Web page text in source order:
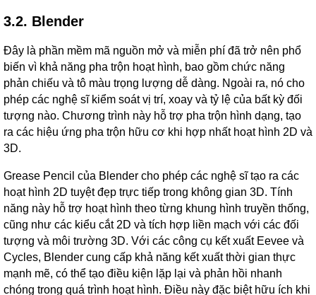
3.2. Blender
Đây là phần mềm mã nguồn mở và miễn phí đã trở nên phổ
biến vì khả năng pha trộn hoạt hình, bao gồm chức năng
phản chiếu và tô màu trọng lượng dễ dàng. Ngoài ra, nó cho
phép các nghệ sĩ kiểm soát vị trí, xoay và tỷ lệ của bất kỳ đối
tượng nào. Chương trình này hỗ trợ pha trộn hình dạng, tạo
ra các hiệu ứng pha trộn hữu cơ khi hợp nhất hoạt hình 2D và
3D.
Grease Pencil của Blender cho phép các nghệ sĩ tạo ra các
hoạt hình 2D tuyệt đẹp trực tiếp trong không gian 3D. Tính
năng này hỗ trợ hoạt hình theo từng khung hình truyền thống,
cũng như các kiểu cắt 2D và tích hợp liền mạch với các đối
tượng và môi trường 3D. Với các công cụ kết xuất Eevee và
Cycles, Blender cung cấp khả năng kết xuất thời gian thực
mạnh mẽ, có thể tạo điều kiện lặp lại và phản hồi nhanh
chóng trong quá trình hoạt hình. Điều này đặc biệt hữu ích khi